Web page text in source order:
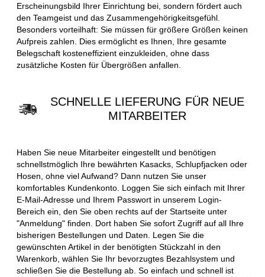
Erscheinungsbild Ihrer Einrichtung bei, sondern fördert auch
den Teamgeist und das Zusammengehörigkeitsgefühl.
Besonders vorteilhaft: Sie müssen für größere Größen keinen
Aufpreis zahlen. Dies ermöglicht es Ihnen, Ihre gesamte
Belegschaft kosteneffizient einzukleiden, ohne dass
zusätzliche Kosten für Übergrößen anfallen.
SCHNELLE LIEFERUNG FÜR NEUE
MITARBEITER
Haben Sie neue Mitarbeiter eingestellt und benötigen
schnellstmöglich Ihre bewährten Kasacks, Schlupfjacken oder
Hosen, ohne viel Aufwand? Dann nutzen Sie unser
komfortables Kundenkonto. Loggen Sie sich einfach mit Ihrer
E-Mail-Adresse und Ihrem Passwort in unserem Login-
Bereich ein, den Sie oben rechts auf der Startseite unter
"Anmeldung" finden. Dort haben Sie sofort Zugriff auf all Ihre
bisherigen Bestellungen und Daten. Legen Sie die
gewünschten Artikel in der benötigten Stückzahl in den
Warenkorb, wählen Sie Ihr bevorzugtes Bezahlsystem und
schließen Sie die Bestellung ab. So einfach und schnell ist